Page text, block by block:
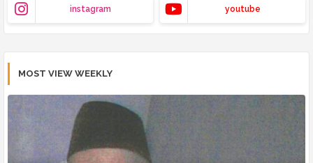
instagram youtube
MOST VIEW WEEKLY